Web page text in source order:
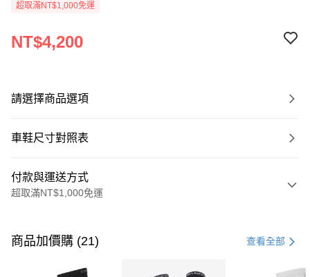
超取滿NT$1,000免運
NT$4,200
請選擇商品選項
車鞋尺寸對照表
付款與運送方式
超取滿NT$1,000免運
信用卡一次付款
商品加價購 (21) 查看全部